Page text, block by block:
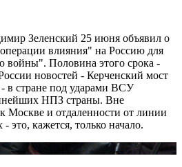
Зеленский 25 июня объявил о
влияния" на Россию для
войны". Половина этого срока -
новостей - Керченский мост
в стране под ударами ВСУ
НПЗ страны. Вне
Москве и отдаленности от линии
это, кажется, только начало.